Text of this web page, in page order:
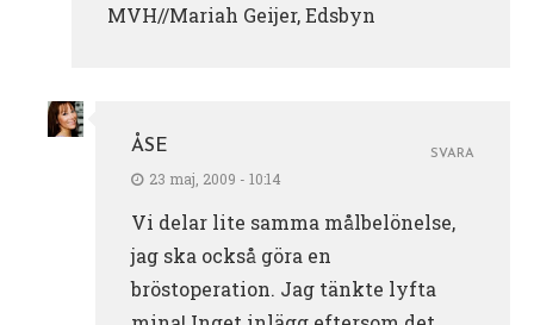
MVH//Mariah Geijer, Edsbyn
ÅSE
23 maj, 2009 - 10:14
Vi delar lite samma målbelönelse,
jag ska också göra en
bröstoperation. Jag tänkte lyfta
SVARA